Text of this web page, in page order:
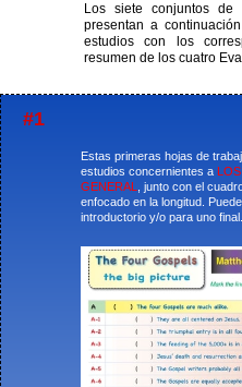
Los siete conjuntos
presentan a
estudios con los
resumen de los cuatro
#1
Estas primeras hojas de
estudios concernientes a
GENERAL
, junto con el
enfocado en la longitud.
introductorio y/o para uno final.